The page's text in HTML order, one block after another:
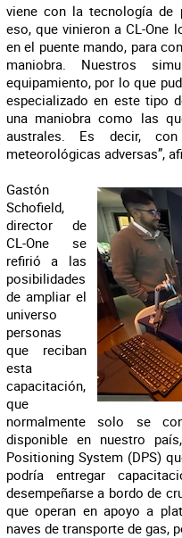
viene con la tecnología de
eso, que vinieron a CL-One
en el puente mando, para
maniobra. Nuestros
equipamiento, por lo que
especializado en este tipo
una maniobra como las
australes. Es decir,
meteorológicas adversas”,
Gastón
Schofield,
director de
CL-One se
refirió a las
posibilidades
de ampliar el
universo
personas
que reciban
esta
capacitación,
que
normalmente solo se
disponible en nuestro
Positioning System (DPS)
podría entregar
desempeñarse a bordo de
que operan en apoyo a
naves de transporte de gas,